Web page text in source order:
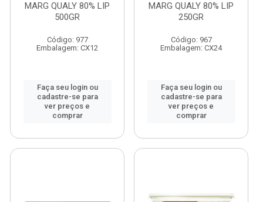
MARG QUALY 80% LIP
500GR
Código: 977
Embalagem: CX12
Faça seu login ou
cadastre-se para
ver preços e
comprar
MARG QUALY 80% LIP
250GR
Código: 967
Embalagem: CX24
Faça seu login ou
cadastre-se para
ver preços e
comprar